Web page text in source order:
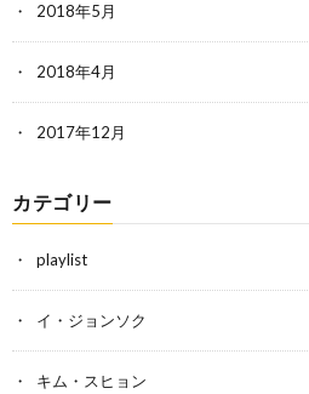
2018年5月
2018年4月
2017年12月
カテゴリー
playlist
イ・ジョンソク
キム・スヒョン